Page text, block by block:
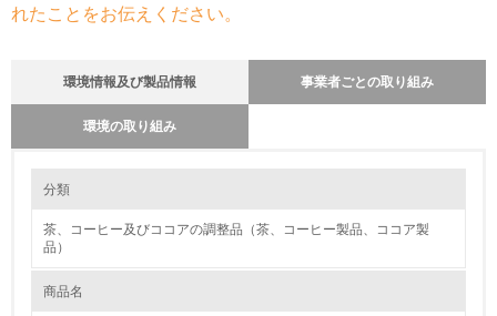
れたことをお伝えください。
環境情報及び製品情報 事業者ごとの取り組み
環境の取り組み
ネスレ日本は2010年からモーダルシフト（トラックによる輸送から鉄道
的に取り組んでまいりました。 2023年9月より、JR貨物グループとの連
携によりトラック輸送から貨物鉄道輸送への移行をさらに加速させ、
しました。 本取り組みの開始により、静岡エリアから関西エリアへ200ト
1.環境取り組み体制
分類
茶、コーヒー及びココアの調整品（茶、コーヒー製品、ココア製
品）
商品名